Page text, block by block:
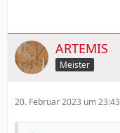
ARTEMIS
Meister
20. Februar 2023 um 23:43